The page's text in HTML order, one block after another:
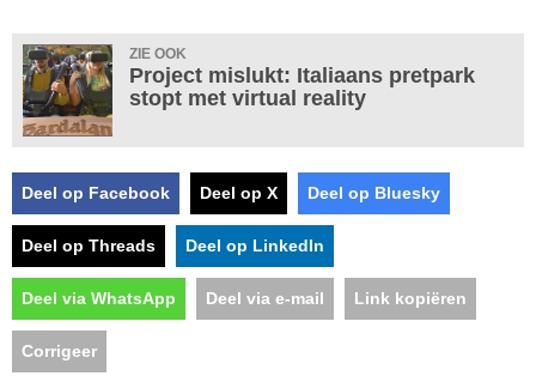
ZIE OOK
Project mislukt: Italiaans pretpark
stopt met virtual reality
Deel op Facebook Deel op X Deel op Bluesky
Deel op Threads Deel op LinkedIn
Deel via WhatsApp Deel via e-mail Link kopiëren
Corrigeer